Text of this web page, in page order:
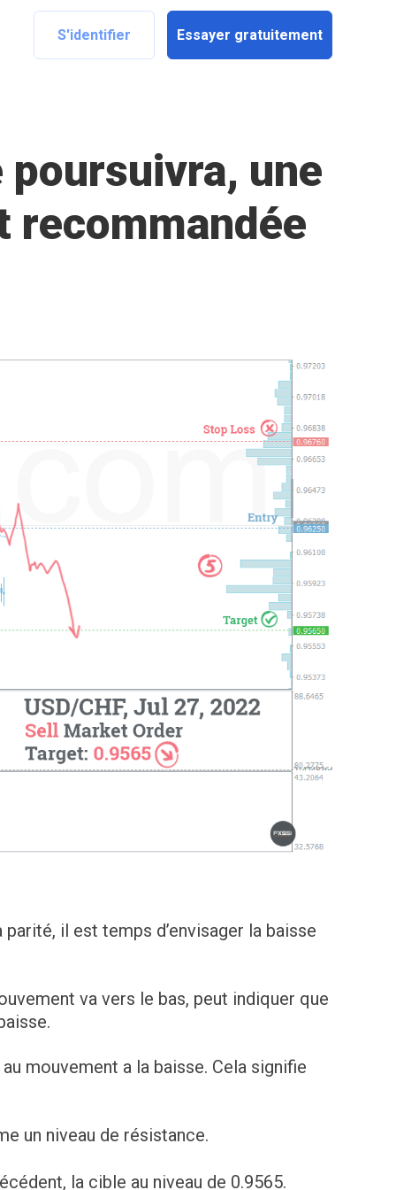
S'identifier Essayer gratuitement
poursuivra, une
recommandée
il est temps d’envisager la baisse
va vers le bas, peut indiquer que
mouvement a la baisse. Cela signifie
un niveau de résistance.
la cible au niveau de 0.9565.